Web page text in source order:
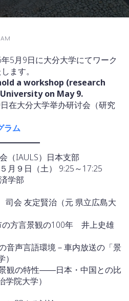
5月9日に大分大学にてワーク
ます。
a workshop (research
on May 9.
在大分大学举办研讨会（研究
ラム
（IAULS）日本支部
月９日（土） 9:25～17:25
学部
会 友定賢治（元 県立広島大
の方言景観の100年 井上史雄
音声言語環境－車内放送の「景
観の特性――日本・中国との比
院大学）